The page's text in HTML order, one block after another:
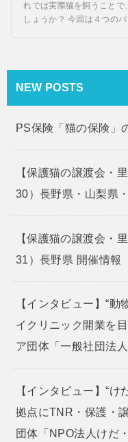
れでは実際猫を飼うこと
しょうか？ 今回は４つのパ
NEW POSTS
PS保険「猫の保険」
【保護猫の譲渡会・
30）長野県・山梨県
【保護猫の譲渡会・
31）長野県 開催情報
【インタビュー】“
イクリニック開業を
ア団体「一般社団法
【インタビュー】“
拠点にTNR・保護・
団体「NPO法人けだ